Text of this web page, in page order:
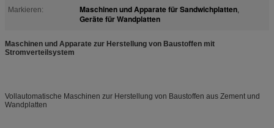
Markieren:
Maschinen und Apparate für Sandwichplatten,
Geräte für Wandplatten
Maschinen und Apparate zur Herstellung von Baustoffen mit
Stromverteilsystem
Vollautomatische Maschinen zur Herstellung von Baustoffen aus Zement und
Wandplatten